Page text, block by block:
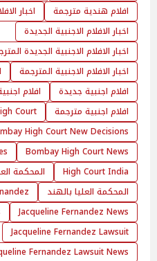
افلام هندية مترجمة
اخبار
اخبار الافلام الاجنبية الجديدة
اخبار الافلام الاجنبية الجديدة
اخبار الافلام الاجنبية المترجمة
افلام اجنبية جديدة
افلام
افلام اجنبية مترجمة
Court
High Court New Decisions
Bombay High Court News
High Court India
المحكمة
المحكمة العليا بالهند
Jacqueline Fernandez News
Jacqueline Fernandez Lawsuit
Fernandez Lawsuit News